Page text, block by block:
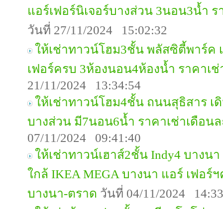
แอร์เฟอร์นิเจอร์บางส่วน 3นอน3น้ำ ร
วันที่ 27/11/2024 15:02:32
ให้เช่าทาวน์โฮม3ชั้น พลัสซิตี้พาร์ค
เฟอร์ครบ 3ห้องนอน4ห้องน้ำ ราคาเช่
21/11/2024 13:34:54
ให้เช่าทาวน์โฮม4ชั้น ถนนสุธิสาร เ
บางส่วน มี7นอน6น้ำ ราคาเช่าเดือนล
07/11/2024 09:41:40
ให้เช่าทาวน์เฮาส์2ชั้น Indy4 บางน
ใกล้ IKEA MEGA บางนา แอร์ เฟอร์
บางนา-ตราด วันที่ 04/11/2024